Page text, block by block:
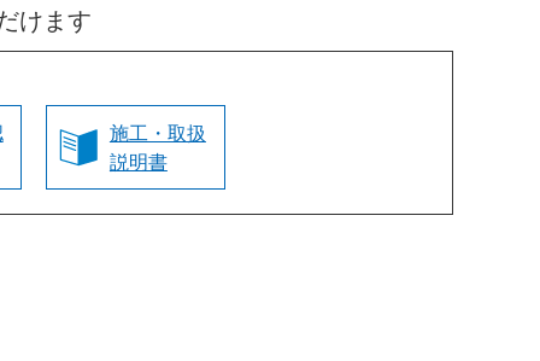
けます
施工・取扱
説明書